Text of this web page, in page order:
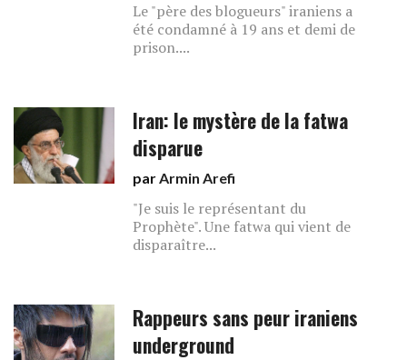
Le "père des blogueurs" iraniens a
été condamné à 19 ans et demi de
prison....
Iran: le mystère de la fatwa
disparue
parArmin Arefi
"Je suis le représentant du
Prophète". Une fatwa qui vient de
disparaître...
Rappeurs sans peur iraniens
underground